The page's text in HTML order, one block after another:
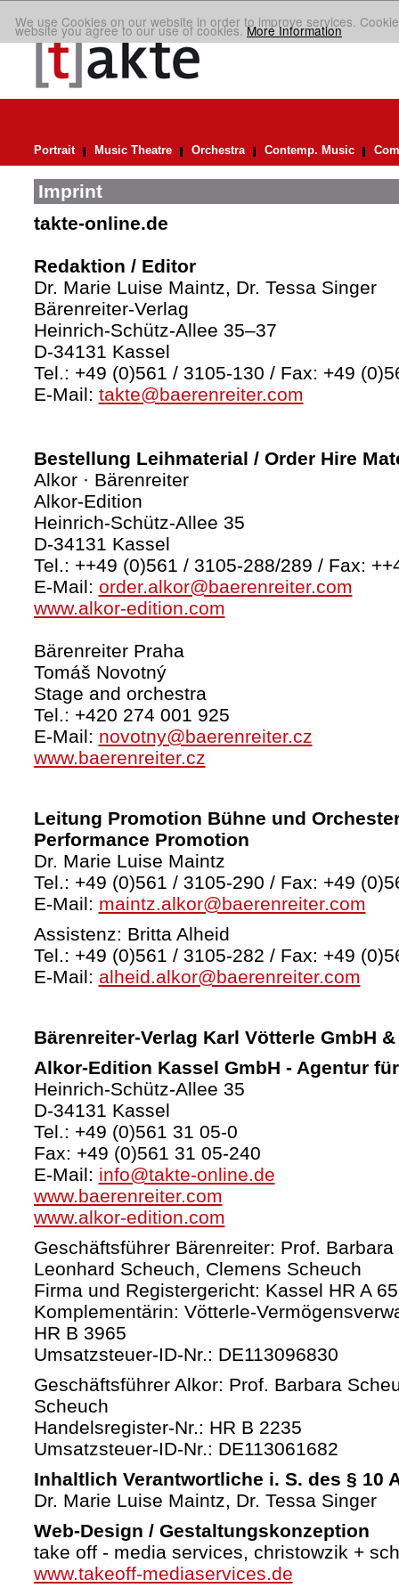
We use Cookies on our website in order to improve services.
website you agree to our use of cookies.More Information
Portrait Music Theatre Orchestra Contemp. Music
Imprint
takte-online.de
Redaktion / Editor
Dr. Marie Luise Maintz, Dr. Tessa Singer
Bärenreiter-Verlag
Heinrich-Schütz-Allee 35–37
D-34131 Kassel
Tel.: +49 (0)561 / 3105-130 / Fax: +49
E-Mail: takte@baerenreiter.com
Bestellung Leihmaterial / Order Hire
Alkor · Bärenreiter
Alkor-Edition
Heinrich-Schütz-Allee 35
D-34131 Kassel
Tel.: ++49 (0)561 / 3105-288/289 / Fax:
E-Mail: order.alkor@baerenreiter.com
www.alkor-edition.com
Bärenreiter Praha
Tomáš Novotný
Stage and orchestra
Tel.: +420 274 001 925
E-Mail: novotny@baerenreiter.cz
www.baerenreiter.cz
Leitung Promotion Bühne und
Performance Promotion
Dr. Marie Luise Maintz
Tel.: +49 (0)561 / 3105-290 / Fax: +49
E-Mail: maintz.alkor@baerenreiter.com
Assistenz: Britta Alheid
Tel.: +49 (0)561 / 3105-282 / Fax: +49
E-Mail: alheid.alkor@baerenreiter.com
Bärenreiter-Verlag Karl Vötterle GmbH &
Alkor-Edition Kassel GmbH - Agentur
Heinrich-Schütz-Allee 35
D-34131 Kassel
Tel.: +49 (0)561 31 05-0
Fax: +49 (0)561 31 05-240
E-Mail: info@takte-online.de
www.baerenreiter.com
www.alkor-edition.com
Geschäftsführer Bärenreiter: Prof.
Leonhard Scheuch, Clemens Scheuch
Firma und Registergericht: Kassel HR A
Komplementärin: Vötterle-
HR B 3965
Umsatzsteuer-ID-Nr.: DE113096830
Geschäftsführer Alkor: Prof. Barbara
Scheuch
Handelsregister-Nr.: HR B 2235
Umsatzsteuer-ID-Nr.: DE113061682
Inhaltlich Verantwortliche i. S. des § 10
Dr. Marie Luise Maintz, Dr. Tessa Singer
Web-Design / Gestaltungskonzeption
take off - media services, christowzik +
www.takeoff-mediaservices.de